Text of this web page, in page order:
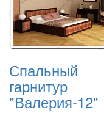
Спальный
гарнитур
"Валерия-12"